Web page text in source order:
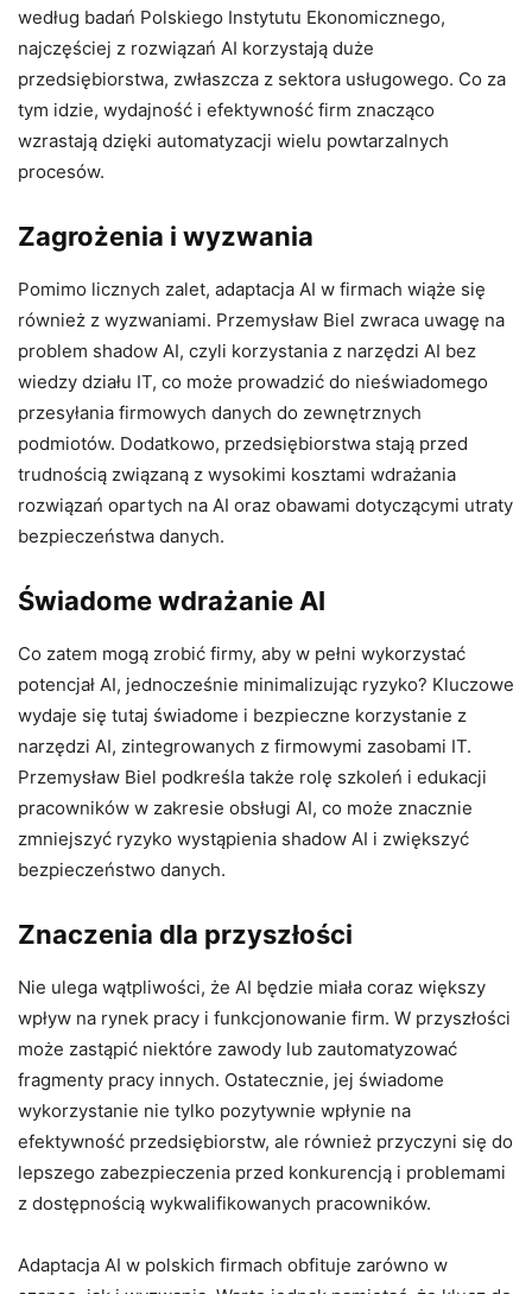
według badań Polskiego Instytutu Ekonomicznego,
najczęściej z rozwiązań AI korzystają duże
przedsiębiorstwa, zwłaszcza z sektora usługowego. Co za
tym idzie, wydajność i efektywność firm znacząco
wzrastają dzięki automatyzacji wielu powtarzalnych
procesów.
Zagrożenia i wyzwania
Pomimo licznych zalet, adaptacja AI w firmach wiąże się
również z wyzwaniami. Przemysław Biel zwraca uwagę na
problem shadow AI, czyli korzystania z narzędzi AI bez
wiedzy działu IT, co może prowadzić do nieświadomego
przesyłania firmowych danych do zewnętrznych
podmiotów. Dodatkowo, przedsiębiorstwa stają przed
trudnością związaną z wysokimi kosztami wdrażania
rozwiązań opartych na AI oraz obawami dotyczącymi utraty
bezpieczeństwa danych.
Świadome wdrażanie AI
Co zatem mogą zrobić firmy, aby w pełni wykorzystać
potencjał AI, jednocześnie minimalizując ryzyko? Kluczowe
wydaje się tutaj świadome i bezpieczne korzystanie z
narzędzi AI, zintegrowanych z firmowymi zasobami IT.
Przemysław Biel podkreśla także rolę szkoleń i edukacji
pracowników w zakresie obsługi AI, co może znacznie
zmniejszyć ryzyko wystąpienia shadow AI i zwiększyć
bezpieczeństwo danych.
Znaczenia dla przyszłości
Nie ulega wątpliwości, że AI będzie miała coraz większy
wpływ na rynek pracy i funkcjonowanie firm. W przyszłości
może zastąpić niektóre zawody lub zautomatyzować
fragmenty pracy innych. Ostatecznie, jej świadome
wykorzystanie nie tylko pozytywnie wpłynie na
efektywność przedsiębiorstw, ale również przyczyni się do
lepszego zabezpieczenia przed konkurencją i problemami
z dostępnością wykwalifikowanych pracowników.
Adaptacja AI w polskich firmach obfituje zarówno w